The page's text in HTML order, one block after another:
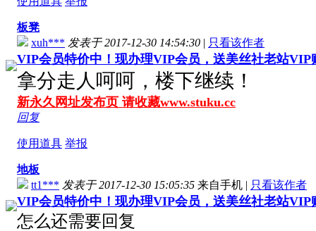
板凳
xuh*** 发表于 2017-12-30 14:54:30 | 只看该作者
VIP会员特价中！现办理VIP会员，送美丝社老站VIP
拿分走人呵呵，楼下继续！
新永久网址发布页 请收藏www.stuku.cc
回复
使用道具 举报
地板
tt1*** 发表于 2017-12-30 15:05:35 来自手机 | 只看该作者
VIP会员特价中！现办理VIP会员，送美丝社老站VIP
怎么还需要回复